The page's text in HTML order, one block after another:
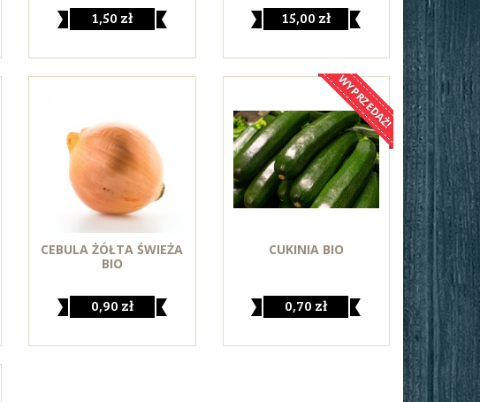
1,50 zł 15,00 zł
CEBULA ŻÓŁTA ŚWIEŻA
BIO
0,90 zł
WYPRZEDAŻ!
CUKINIA BIO
0,70 zł